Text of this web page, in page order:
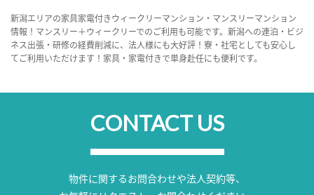
新潟エリアの家具家電付きウィークリーマンション・マンスリーマンション
情報！マンスリー＋ウィークリーでのご利用も可能です。新潟への連泊・ビジ
ネス出張・研修の経費削減に、法人様にも大好評！寮・社宅としても安心し
てご利用いただけます！家具・家電付きで単身赴任にも便利です。
CONTACT US
物件に関するお問合わせや法人契約等、